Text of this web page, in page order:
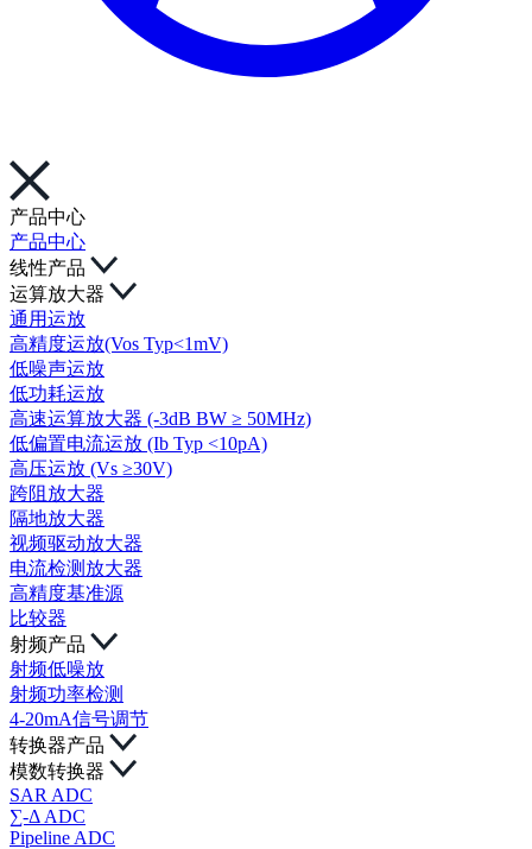
产品中心
产品中心
线性产品
运算放大器
通用运放
高精度运放(Vos Typ<1mV)
低噪声运放
低功耗运放
高速运算放大器 (-3dB BW ≥ 50MHz)
低偏置电流运放 (Ib Typ <10pA)
高压运放 (Vs ≥30V)
跨阻放大器
隔地放大器
视频驱动放大器
电流检测放大器
高精度基准源
比较器
射频产品
射频低噪放
射频功率检测
4-20mA信号调节
转换器产品
模数转换器
SAR ADC
∑-Δ ADC
Pipeline ADC